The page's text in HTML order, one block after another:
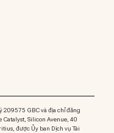
209575 GBC và địa chỉ đăng
Catalyst, Silicon Avenue, 40
được Ủy ban Dịch vụ Tài